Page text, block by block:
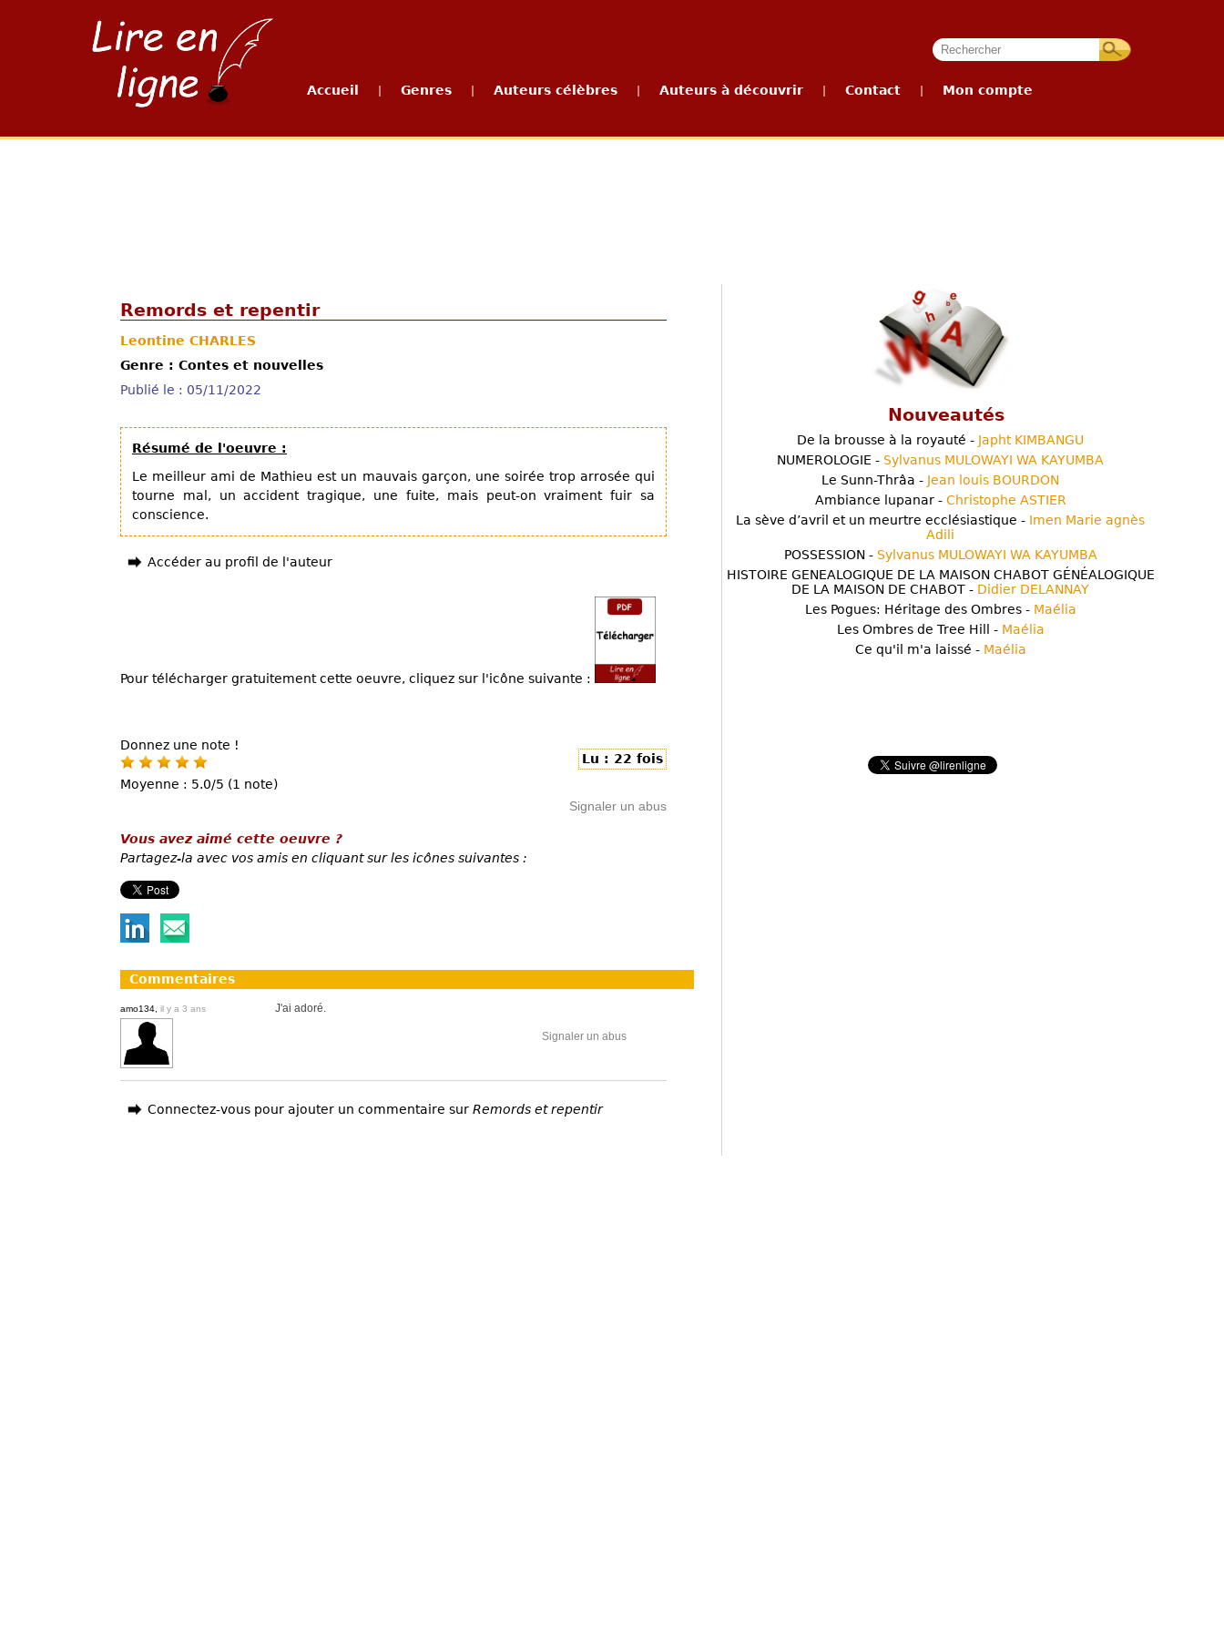
Accueil Genres Auteurs célèbres Auteurs à découvrir Contact Mon compte
Remords et repentir
Leontine CHARLES
Genre : Contes et nouvelles
Publié le : 05/11/2022
Résumé de l'oeuvre :
Le meilleur ami de Mathieu est un mauvais garçon, une soirée trop arrosée qui
tourne mal, un accident tragique, une fuite, mais peut-on vraiment fuir sa
conscience.
Accéder au profil de l'auteur
Pour télécharger gratuitement cette oeuvre, cliquez sur l'icône suivante :
Donnez une note !
Moyenne : 5.0/5 (1 note)
Lu : 22 fois
Signaler un abus
Vous avez aimé cette oeuvre ?
Partagez-la avec vos amis en cliquant sur les icônes suivantes :
Commentaires
amo134, il y a 3 ans J'ai adoré.
Signaler un abus
Connectez-vous pour ajouter un commentaire sur Remords et repentir
Nouveautés
De la brousse à la royauté - Japht KIMBANGU
NUMEROLOGIE - Sylvanus MULOWAYI WA KAYUMBA
Le Sunn-Thrâa - Jean louis BOURDON
Ambiance lupanar - Christophe ASTIER
La sève d’avril et un meurtre ecclésiastique - Imen Marie agnès
Adili
POSSESSION - Sylvanus MULOWAYI WA KAYUMBA
HISTOIRE GENEALOGIQUE DE LA MAISON CHABOT GÉNÉALOGIQUE
DE LA MAISON DE CHABOT - Didier DELANNAY
Les Pogues: Héritage des Ombres - Maélia
Les Ombres de Tree Hill - Maélia
Ce qu'il m'a laissé - Maélia